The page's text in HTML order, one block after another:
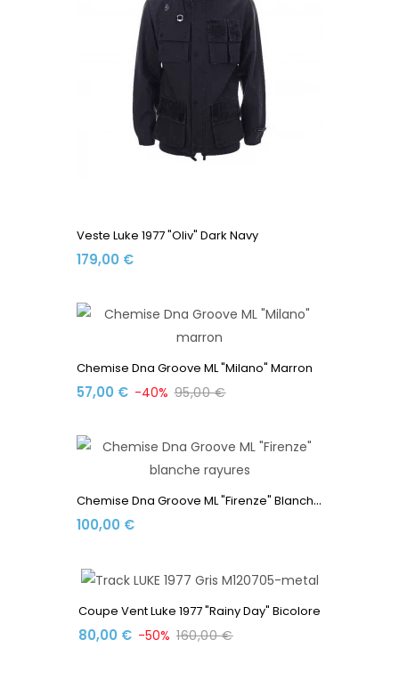
Veste Luke 1977 "Oliv" Dark Navy
179,00 €
Chemise Dna Groove ML "Milano" Marron
57,00 € -40% 95,00 €
C
Hemise Dna Groove ML "Firenze" Blanche Rayures
100,00 €
Coupe Vent Luke 1977 "Rainy Day" Bicolore
80,00 € -50% 160,00 €